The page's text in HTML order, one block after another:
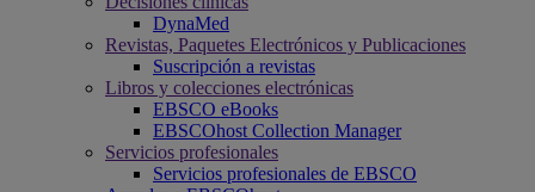
DynaMed
Revistas, Paquetes Electrónicos y Publicaciones
Suscripción a revistas
Libros y colecciones electrónicas
EBSCO eBooks
EBSCOhost Collection Manager
Servicios profesionales
Servicios profesionales de EBSCO